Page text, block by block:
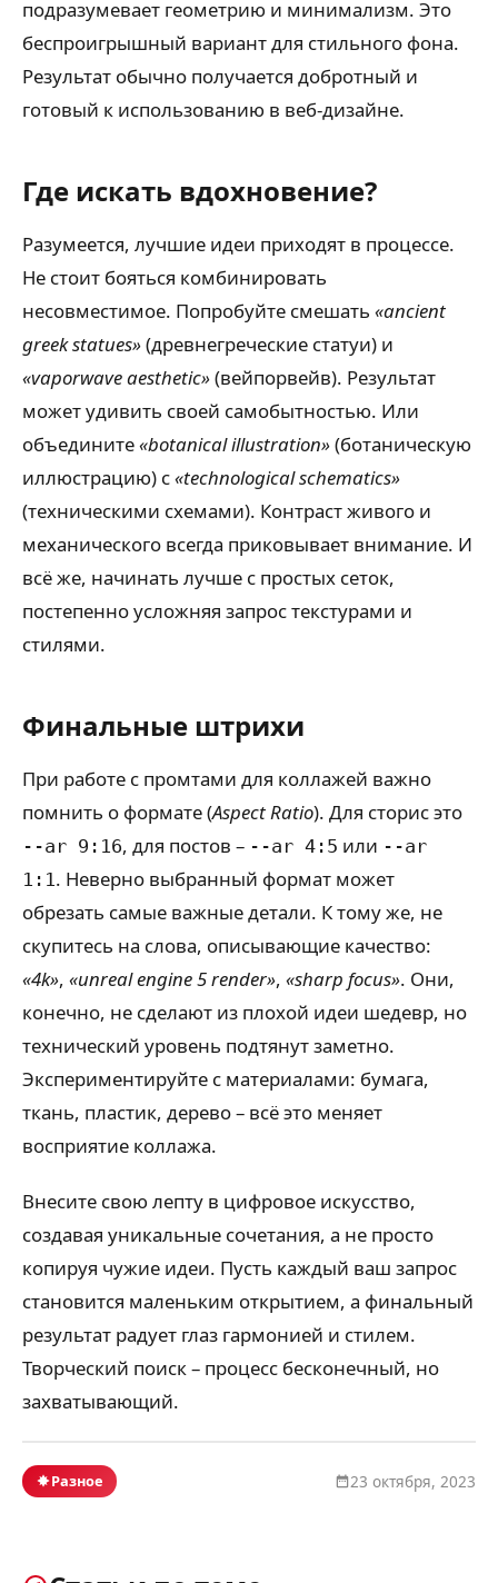
подразумевает геометрию и минимализм. Это
беспроигрышный вариант для стильного фона.
Результат обычно получается добротный и
готовый к использованию в веб-дизайне.
Где искать вдохновение?
Разумеется, лучшие идеи приходят в процессе.
Не стоит бояться комбинировать
несовместимое. Попробуйте смешать «ancient
greek statues»(древнегреческие статуи) и
«vaporwave aesthetic»(вейпорвейв). Результат
может удивить своей самобытностью. Или
объедините«botanical illustration»(ботаническую
иллюстрацию) с«technological schematics»
(техническими схемами). Контраст живого и
механического всегда приковывает внимание. И
всё же, начинать лучше с простых сеток,
постепенно усложняя запрос текстурами и
стилями.
Финальные штрихи
При работе с промтами для коллажей важно
помнить о формате (Aspect Ratio). Для сторис это
--ar 9:16, для постов – --ar 4:5 или --ar
1:1 . Неверно выбранный формат может
обрезать самые важные детали. К тому же, не
скупитесь на слова, описывающие качество:
«4k», «unreal engine 5 render», «sharp focus». Они,
конечно, не сделают из плохой идеи шедевр, но
технический уровень подтянут заметно.
Экспериментируйте с материалами: бумага,
ткань, пластик, дерево – всё это меняет
восприятие коллажа.
Внесите свою лепту в цифровое искусство,
создавая уникальные сочетания, а не просто
копируя чужие идеи. Пусть каждый ваш запрос
становится маленьким открытием, а финальный
результат радует глаз гармонией и стилем.
Творческий поиск – процесс бесконечный, но
захватывающий.
Разное 23 октября, 2023